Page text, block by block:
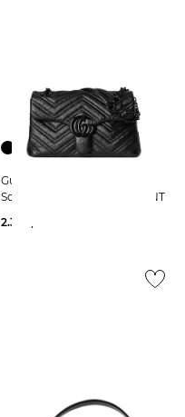
Gucci | Damen
Schultertasche GG MARMONT
2.300,00 €